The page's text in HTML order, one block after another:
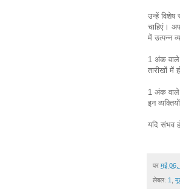
उन्हें
चाहिएं।
में उत्पन्न
1 अंक वाले
तारीखों
1 अंक वाले
इन
यदि संभव
पर मई 06,
लेबल: 1